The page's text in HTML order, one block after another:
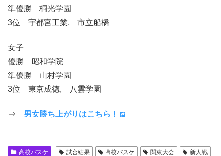
準優勝 桐光学園
3位 宇都宮工業, 市立船橋
女子
優勝 昭和学院
準優勝 山村学園
3位 東京成徳, 八雲学園
⇒ 男女勝ち上がりはこちら！
高校バスケ 試合結果 高校バスケ 関東大会 新人戦